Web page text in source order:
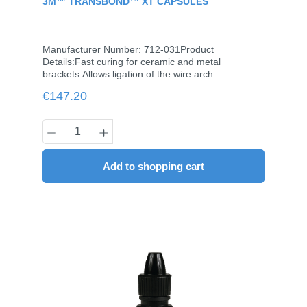
Manufacturer Number: 712-031Product
Details:Fast curing for ceramic and metal
brackets.Allows ligation of the wire arch
à 0.2 g
Regular price:
€147.20
Product Quantity: Enter the desired
Add to shopping cart